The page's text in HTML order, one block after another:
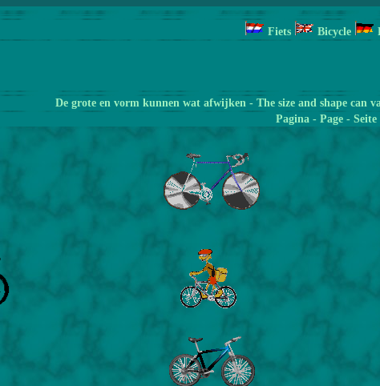
Fiets Bicycle
De grote en vorm kunnen wat afwijken - The size and shape can
Pagina - Page -